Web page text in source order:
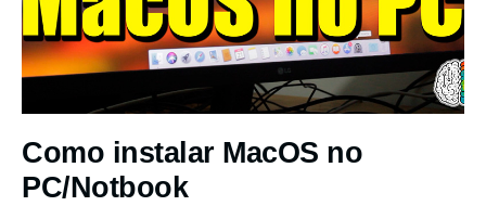
Como instalar MacOS no
PC/Notbook